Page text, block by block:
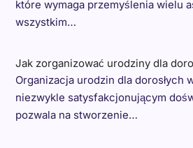
które wymaga przemyślenia wielu
wszystkim…
Jak zorganizować urodziny dla
Organizacja urodzin dla dorosłych
niezwykle satysfakcjonującym
pozwala na stworzenie…